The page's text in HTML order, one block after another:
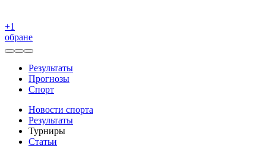
+1
обране
Результаты
Прогнозы
Спорт
Новости спорта
Результаты
Турниры
Статьи